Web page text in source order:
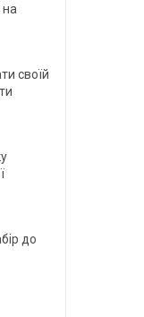
на
своїй
до